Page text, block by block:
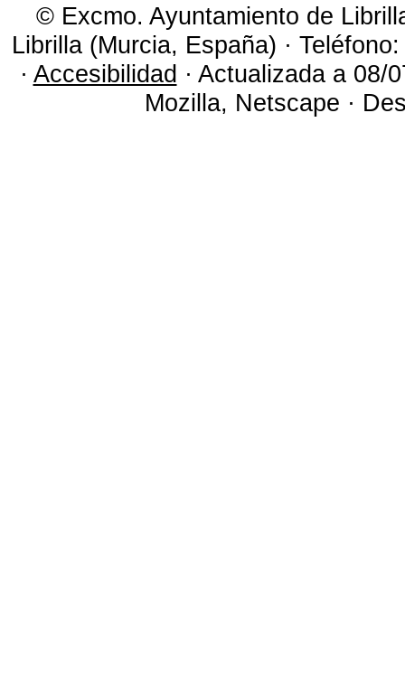
© Excmo. Ayuntamiento de
Librilla (Murcia, España) ·
· Accesibilidad · Actualizada a 08/
Mozilla, Netscape ·